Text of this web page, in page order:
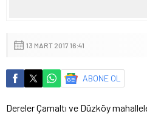
13 MART 2017 16:41
ABONE OL
Dereler Çamaltı ve Düzköy